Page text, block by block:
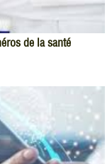
de la santé